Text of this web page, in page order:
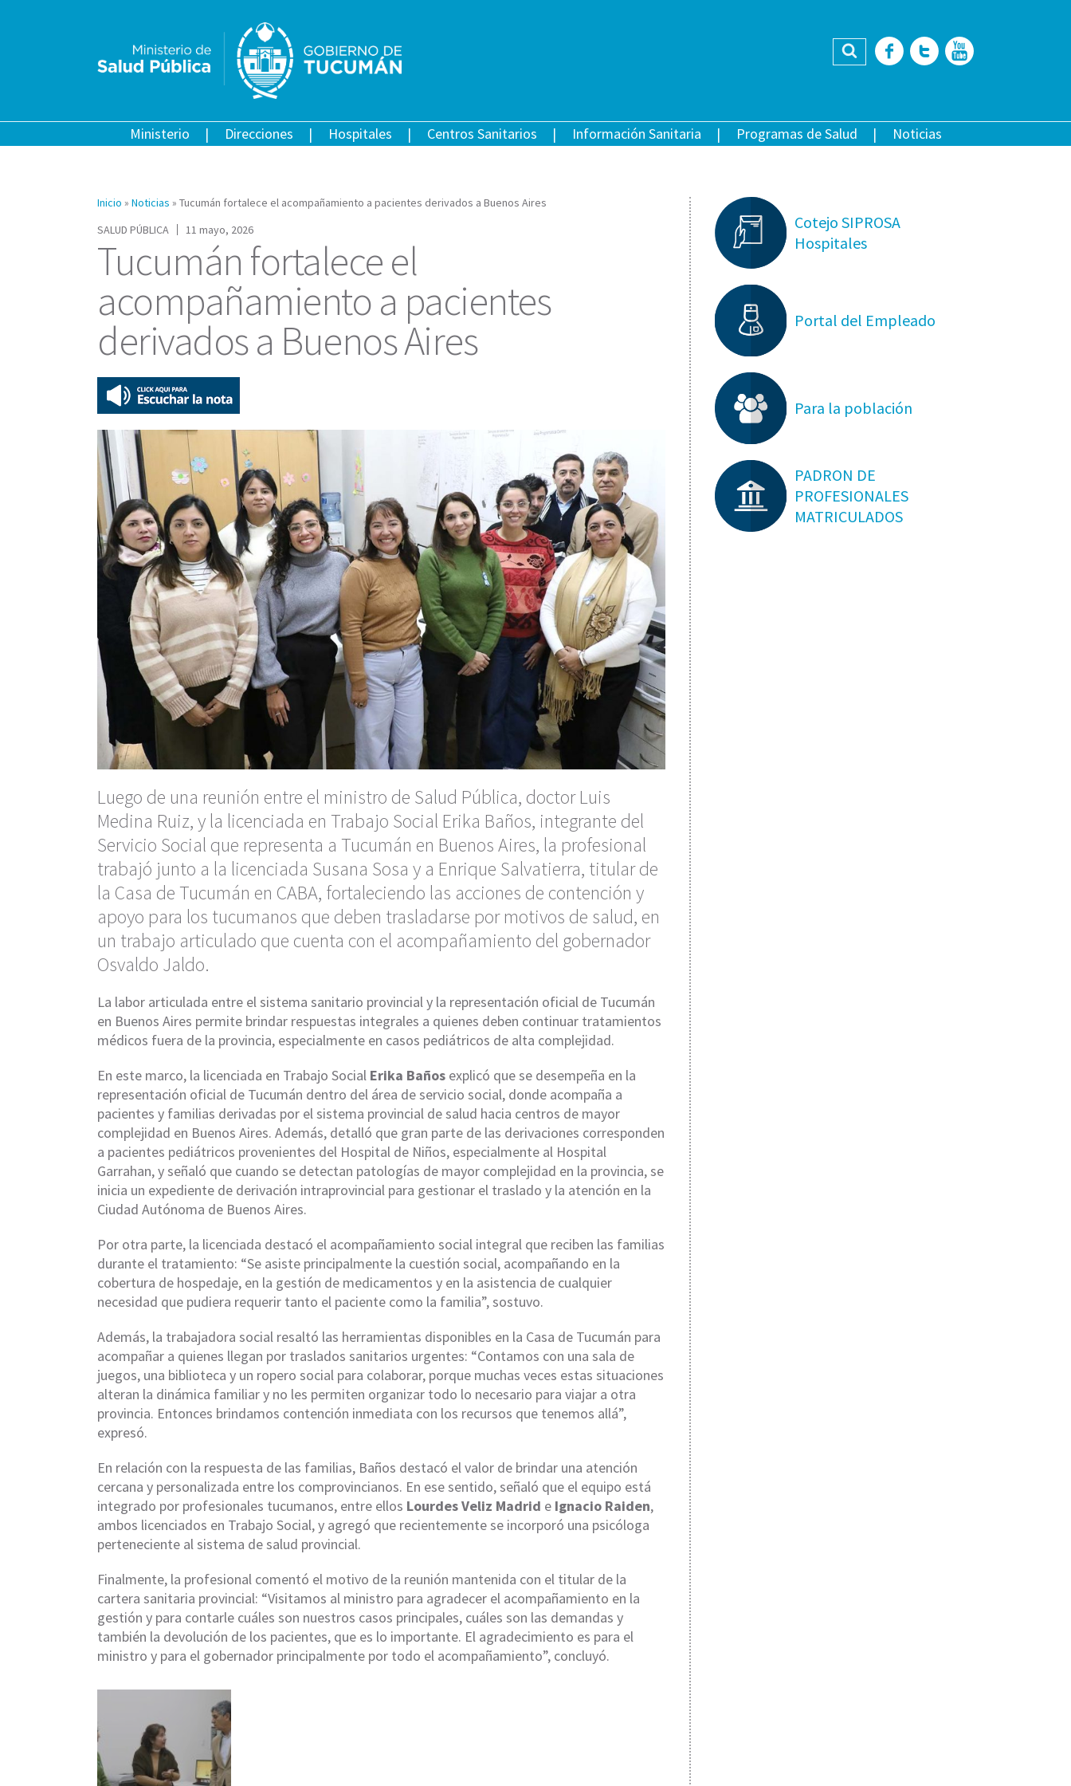
Buscar Facebook
Twitter
Ministerio Direcciones Hospitales Centros Sanitarios Información Sanitaria Programas de Salud Noticias
Inicio » Noticias » Tucumán fortalece el acompañamiento a pacientes derivados a Buenos Aires
SALUD PÚBLICA
11 mayo, 2026
Tucumán fortalece el
acompañamiento a pacientes
derivados a Buenos Aires
Luego de una reunión entre el ministro de Salud Pública, doctor Luis
Medina Ruiz, y la licenciada en Trabajo Social Erika Baños, integrante del
Servicio Social que representa a Tucumán en Buenos Aires, la profesional
trabajó junto a la licenciada Susana Sosa y a Enrique Salvatierra, titular de
la Casa de Tucumán en CABA, fortaleciendo las acciones de contención y
apoyo para los tucumanos que deben trasladarse por motivos de salud, en
un trabajo articulado que cuenta con el acompañamiento del gobernador
Osvaldo Jaldo.
La labor articulada entre el sistema sanitario provincial y la representación oficial de Tucumán
en Buenos Aires permite brindar respuestas integrales a quienes deben continuar tratamientos
médicos fuera de la provincia, especialmente en casos pediátricos de alta complejidad.
En este marco, la licenciada en Trabajo Social Erika Baños explicó que se desempeña en la
representación oficial de Tucumán dentro del área de servicio social, donde acompaña a
pacientes y familias derivadas por el sistema provincial de salud hacia centros de mayor
complejidad en Buenos Aires. Además, detalló que gran parte de las derivaciones corresponden
a pacientes pediátricos provenientes del Hospital de Niños, especialmente al Hospital
Garrahan, y señaló que cuando se detectan patologías de mayor complejidad en la provincia, se
inicia un expediente de derivación intraprovincial para gestionar el traslado y la atención en la
Ciudad Autónoma de Buenos Aires.
Por otra parte, la licenciada destacó el acompañamiento social integral que reciben las familias
durante el tratamiento: “Se asiste principalmente la cuestión social, acompañando en la
cobertura de hospedaje, en la gestión de medicamentos y en la asistencia de cualquier
necesidad que pudiera requerir tanto el paciente como la familia”, sostuvo.
Además, la trabajadora social resaltó las herramientas disponibles en la Casa de Tucumán para
acompañar a quienes llegan por traslados sanitarios urgentes: “Contamos con una sala de
juegos, una biblioteca y un ropero social para colaborar, porque muchas veces estas situaciones
alteran la dinámica familiar y no les permiten organizar todo lo necesario para viajar a otra
provincia. Entonces brindamos contención inmediata con los recursos que tenemos allá”,
expresó.
En relación con la respuesta de las familias, Baños destacó el valor de brindar una atención
cercana y personalizada entre los comprovincianos. En ese sentido, señaló que el equipo está
integrado por profesionales tucumanos, entre ellos Lourdes Veliz Madrid e Ignacio Raiden,
ambos licenciados en Trabajo Social, y agregó que recientemente se incorporó una psicóloga
perteneciente al sistema de salud provincial.
Finalmente, la profesional comentó el motivo de la reunión mantenida con el titular de la
cartera sanitaria provincial: “Visitamos al ministro para agradecer el acompañamiento en la
gestión y para contarle cuáles son nuestros casos principales, cuáles son las demandas y
también la devolución de los pacientes, que es lo importante. El agradecimiento es para el
ministro y para el gobernador principalmente por todo el acompañamiento”, concluyó.
Cotejo SIPROSA
Hospitales
Portal del Empleado
Para la población
PADRON DE
PROFESIONALES
MATRICULADOS